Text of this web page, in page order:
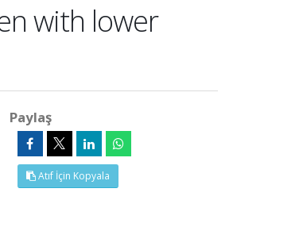
with lower
Paylaş
Atıf İçin Kopyala